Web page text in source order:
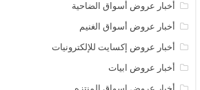
أخبار عروض أسواق الضاحية
أخبار عروض أسواق الغنيم
أخبار عروض إكسايت للإلكترونيات
أخبار عروض ابيات